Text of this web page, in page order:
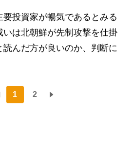
投資家が暢気であるとみる
は北朝鮮が先制攻撃を仕掛
読んだ方が良いのか、判断に
1 2